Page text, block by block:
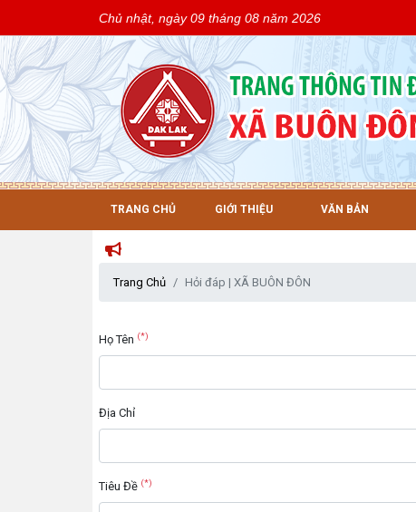
Chủ nhật, ngày 09 tháng 08 năm 2026
TRANG CHỦ GIỚI THIỆU VĂN BẢN
Trang Chủ Hỏi đáp | XÃ BUÔN ĐÔN
Họ Tên (*)
Địa Chỉ
Tiêu Đề (*)